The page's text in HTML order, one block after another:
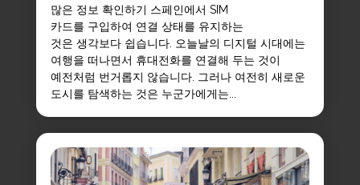
많은 정보 확인하기 스페인에서 SIM
카드를 구입하여 연결 상태를 유지하는
것은 생각보다 쉽습니다. 오늘날의 디지털 시대에는
여행을 떠나면서 휴대전화를 연결해 두는 것이
예전처럼 번거롭지 않습니다. 그러나 여전히 새로운
도시를 탐색하는 것은 누군가에게는...